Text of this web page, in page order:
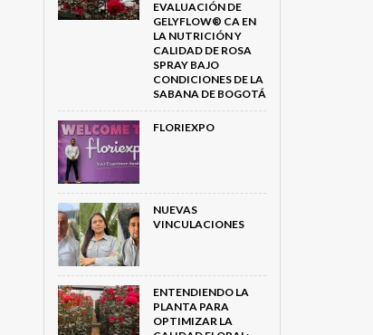
EVALUACIÓN DE
GELYFLOW® CA EN
LA NUTRICIÓN Y
CALIDAD DE ROSA
SPRAY BAJO
CONDICIONES DE LA
SABANA DE BOGOTÁ
FLORIEXPO
NUEVAS
VINCULACIONES
ENTENDIENDO LA
PLANTA PARA
OPTIMIZAR LA